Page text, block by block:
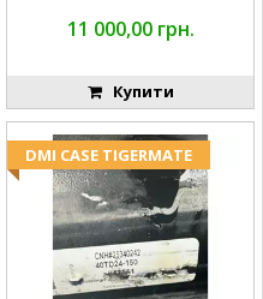
11 000,00 грн.
Купити
DMI CASE TIGERMATE